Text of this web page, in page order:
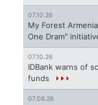
07.10.26
My Forest
One Dram"
07.10.26
IDBank warns of
funds
07.08.26